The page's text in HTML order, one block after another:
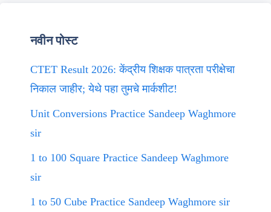
नवीन पोस्ट
CTET Result 2026: केंद्रीय शिक्षक पात्रता परीक्षेचा
निकाल जाहीर; येथे पहा तुमचे मार्कशीट!
Unit Conversions Practice Sandeep Waghmore
sir
1 to 100 Square Practice Sandeep Waghmore
sir
1 to 50 Cube Practice Sandeep Waghmore sir